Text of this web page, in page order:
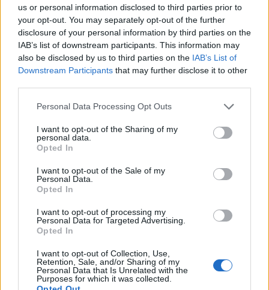
us or personal information disclosed to third parties prior to
your opt-out. You may separately opt-out of the further
disclosure of your personal information by third parties on the
IAB’s list of downstream participants. This information may
also be disclosed by us to third parties on the IAB’s List of
Downstream Participants that may further disclose it to other
Please note that this website/app uses one or more Google
not limited to your visit or usage behaviour. You may click to
grant or deny consent to Google and its third-party tags to
use your data for below specified purposes in below Google
consent section.
Personal Data Processing Opt Outs
I want to opt-out of the Sharing of my
personal data.
Opted In
I want to opt-out of the Sale of my
Personal Data.
Opted In
I want to opt-out of processing my
Personal Data for Targeted Advertising.
Opted In
I want to opt-out of Collection, Use,
Retention, Sale, and/or Sharing of my
Personal Data that Is Unrelated with the
Purposes for which it was collected.
NECROLOGIE
Mario Malu
Paolo Pinna
Martina Agostina Diturco